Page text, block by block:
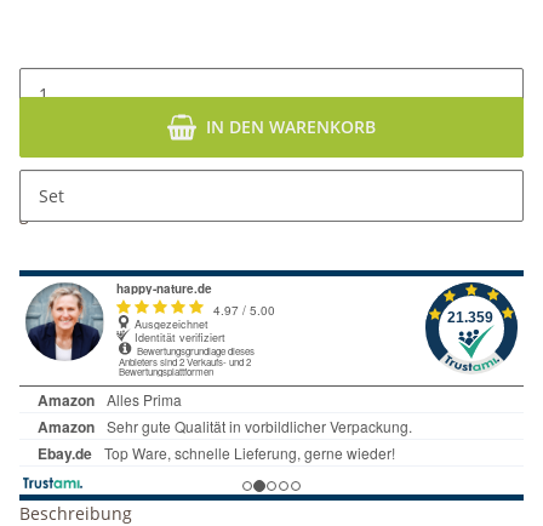
Set
IN DEN WARENKORB
Dieser Artikel hat Variationen. Wählen Sie bitte die
gewünschte Variation aus.
Beschreibung